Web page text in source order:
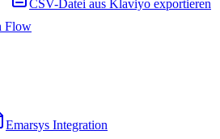
CSV-Datei aus Klaviyo exportieren
Flow
Emarsys Integration